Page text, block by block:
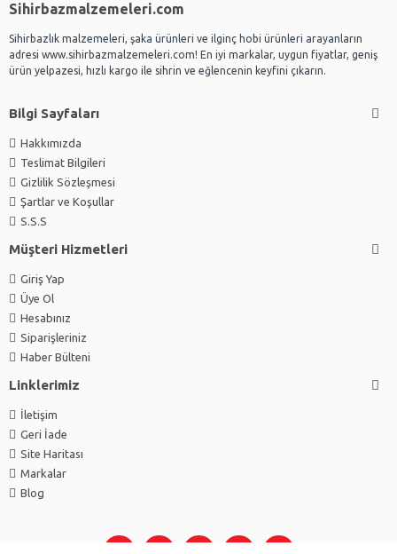
Sihirbazmalzemeleri.com
Sihirbazlık malzemeleri, şaka ürünleri ve ilginç hobi ürünleri arayanların
adresi www.sihirbazmalzemeleri.com! En iyi markalar, uygun fiyatlar, geniş
ürün yelpazesi, hızlı kargo ile sihrin ve eğlencenin keyfini çıkarın.
Bilgi Sayfaları
Hakkımızda
Teslimat Bilgileri
Gizlilik Sözleşmesi
Şartlar ve Koşullar
S.S.S
Müşteri Hizmetleri
Giriş Yap
Üye Ol
Hesabınız
Siparişleriniz
Haber Bülteni
Linklerimiz
İletişim
Geri İade
Site Haritası
Markalar
Blog